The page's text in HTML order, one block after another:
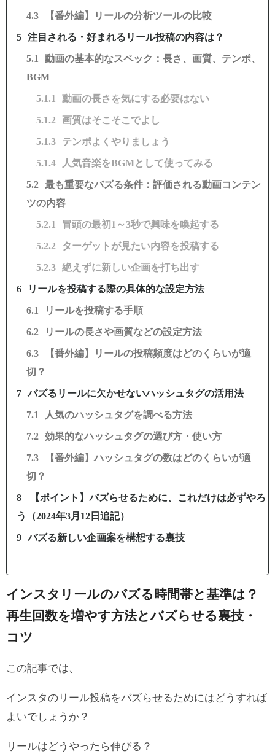
【番外編】リールの分析ツールの比較
注目される・好まれるリール投稿の内容は？
動画の基本的なスペック：長さ、画質、テンポ、
BGM
動画の長さを気にする必要はない
画質はそこそこでよし
テンポよくやりましょう
人気音楽をBGMとして使ってみる
最も重要なバズる条件：評価される動画コンテン
ツの内容
冒頭の最初1～3秒で興味を喚起する
ターゲットが見たい内容を投稿する
絶えずに新しい企画を打ち出す
リールを投稿する際の具体的な設定方法
リールを投稿する手順
リールの長さや画質などの設定方法
【番外編】リールの投稿頻度はどのくらいが適
切？
バズるリールに欠かせないハッシュタグの活用法
人気のハッシュタグを調べる方法
効果的なハッシュタグの選び方・使い方
【番外編】ハッシュタグの数はどのくらいが適
切？
【ポイント】バズらせるために、これだけは必ずやろ
う（2024年3月12日追記）
バズる新しい企画案を構想する裏技
インスタリールのバズる時間帯と基準は？
再生回数を増やす方法とバズらせる裏技・
コツ
この記事では、
インスタのリール投稿をバズらせるためにはどうすれば
よいでしょうか？
リールはどうやったら伸びる？